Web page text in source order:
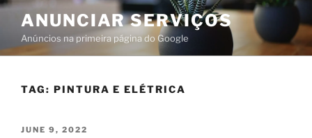
ANUNCIAR SERVIÇOS
Anúncios na primeira página do Google
TAG: PINTURA E ELÉTRICA
JUNE 9, 2022